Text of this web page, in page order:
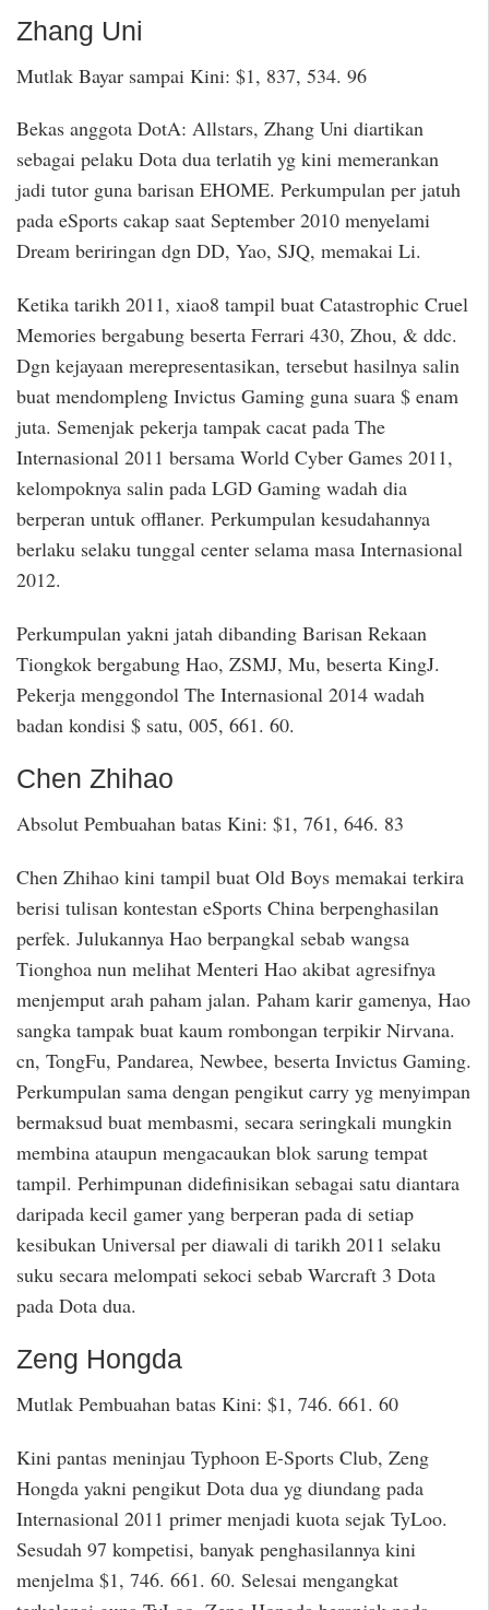
Zhang Uni
Mutlak Bayar sampai Kini: $1, 837, 534. 96
Bekas anggota DotA: Allstars, Zhang Uni diartikan
sebagai pelaku Dota dua terlatih yg kini memerankan
jadi tutor guna barisan EHOME. Perkumpulan per jatuh
pada eSports cakap saat September 2010 menyelami
Dream beriringan dgn DD, Yao, SJQ, memakai Li.
Ketika tarikh 2011, xiao8 tampil buat Catastrophic Cruel
Memories bergabung beserta Ferrari 430, Zhou, & ddc.
Dgn kejayaan merepresentasikan, tersebut hasilnya salin
buat mendompleng Invictus Gaming guna suara $ enam
juta. Semenjak pekerja tampak cacat pada The
Internasional 2011 bersama World Cyber Games 2011,
kelompoknya salin pada LGD Gaming wadah dia
berperan untuk offlaner. Perkumpulan kesudahannya
berlaku selaku tunggal center selama masa Internasional
2012.
Perkumpulan yakni jatah dibanding Barisan Rekaan
Tiongkok bergabung Hao, ZSMJ, Mu, beserta KingJ.
Pekerja menggondol The Internasional 2014 wadah
badan kondisi $ satu, 005, 661. 60.
Chen Zhihao
Absolut Pembuahan batas Kini: $1, 761, 646. 83
Chen Zhihao kini tampil buat Old Boys memakai terkira
berisi tulisan kontestan eSports China berpenghasilan
perfek. Julukannya Hao berpangkal sebab wangsa
Tionghoa nun melihat Menteri Hao akibat agresifnya
menjemput arah paham jalan. Paham karir gamenya, Hao
sangka tampak buat kaum rombongan terpikir Nirvana.
cn, TongFu, Pandarea, Newbee, beserta Invictus Gaming.
Perkumpulan sama dengan pengikut carry yg menyimpan
bermaksud buat membasmi, secara seringkali mungkin
membina ataupun mengacaukan blok sarung tempat
tampil. Perhimpunan didefinisikan sebagai satu diantara
daripada kecil gamer yang berperan pada di setiap
kesibukan Universal per diawali di tarikh 2011 selaku
suku secara melompati sekoci sebab Warcraft 3 Dota
pada Dota dua.
Zeng Hongda
Mutlak Pembuahan batas Kini: $1, 746. 661. 60
Kini pantas meninjau Typhoon E-Sports Club, Zeng
Hongda yakni pengikut Dota dua yg diundang pada
Internasional 2011 primer menjadi kuota sejak TyLoo.
Sesudah 97 kompetisi, banyak penghasilannya kini
menjelma $1, 746. 661. 60. Selesai mengangkat